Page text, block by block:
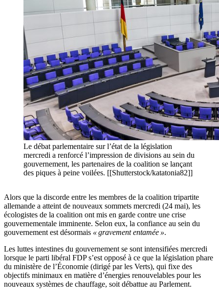
Le débat parlementaire sur l’état de la législation
mercredi a renforcé l’impression de divisions au sein du
gouvernement, les partenaires de la coalition se lançant
des piques à peine voilées. [[Shutterstock/katatonia82]]
Alors que la discorde entre les membres de la coalition tripartite
allemande a atteint de nouveaux sommets mercredi (24 mai), les
écologistes de la coalition ont mis en garde contre une crise
gouvernementale imminente. Selon eux, la confiance au sein du
gouvernement est désormais « gravement entamée ».
Les luttes intestines du gouvernement se sont intensifiées mercredi
lorsque le parti libéral FDP s’est opposé à ce que la législation phare
du ministère de l’Économie (dirigé par les Verts), qui fixe des
objectifs minimaux en matière d’énergies renouvelables pour les
nouveaux systèmes de chauffage, soit débattue au Parlement.